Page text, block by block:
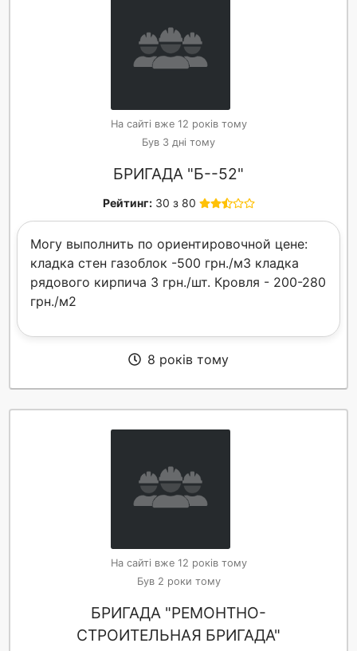
На сайті вже 12 років тому
Був 3 дні тому
БРИГАДА "Б--52"
Рейтинг: 30 з 80
Могу выполнить по ориентировочной цене:
кладка стен газоблок -500 грн./м3 кладка
рядового кирпича 3 грн./шт. Кровля - 200-280
грн./м2
8 років тому
На сайті вже 12 років тому
Був 2 роки тому
БРИГАДА "РЕМОНТНО-
СТРОИТЕЛЬНАЯ БРИГАДА"